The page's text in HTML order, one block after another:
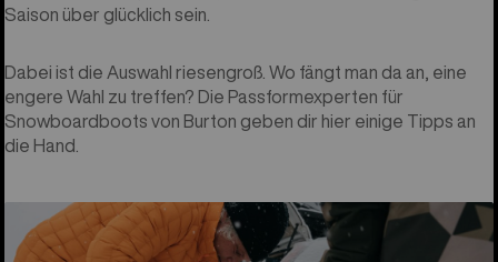
Saison über glücklich sein.
Dabei ist die Auswahl riesengroß. Wo fängt man da an, eine
engere Wahl zu treffen? Die Passformexperten für
Snowboardboots von Burton geben dir hier einige Tipps an
die Hand.